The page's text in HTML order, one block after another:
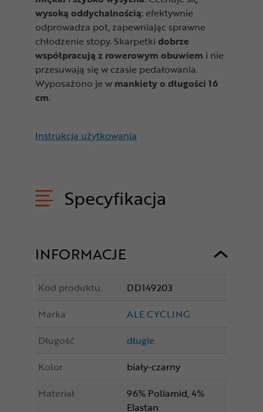
wysoką oddychalnością: efektywnie
odprowadza pot, zapewniając sprawne
chłodzenie stopy. Skarpetki dobrze
współpracują z rowerowym obuwiem i nie
przesuwają się w czasie pedałowania.
Wyposażono je w mankiety o długości 16
cm.
Instrukcja użytkowania
Specyfikacja
INFORMACJE
Kod produktu
DD149203
Marka
ALE CYCLING
Długość
długie
Kolor
biały-czarny
Materiał
96% Poliamid, 4%
Elastan